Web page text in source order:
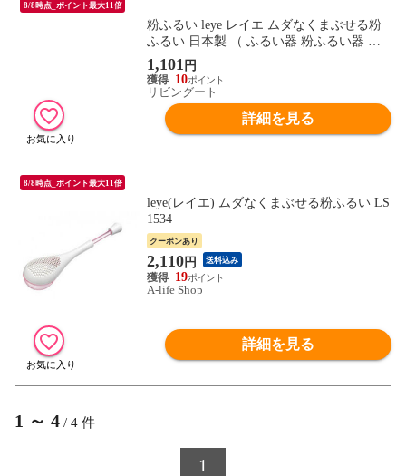
8/8時点_ポイント最大11倍
粉ふるい leye レイエ ムダなくまぶせる粉
ふるい 日本製 （ ふるい器 粉ふるい器 小
麦粉ふり マラカス型 こぼしにくい 便利 振
る 小麦粉 片栗粉 粉糖 下ごしらえ 製菓用
品 お菓子作り 便利グッズ 粉糖ふり 粉糖振
り 調理小物 ）
1,101 円
10
リビングート
詳細を見る
8/8時点_ポイント最大11倍
leye(レイエ) ムダなくまぶせる粉ふるい LS
1534
クーポンあり
2,110円 送料込み
19
A-life Shop
詳細を見る
1 ～ 4 / 4 件
1